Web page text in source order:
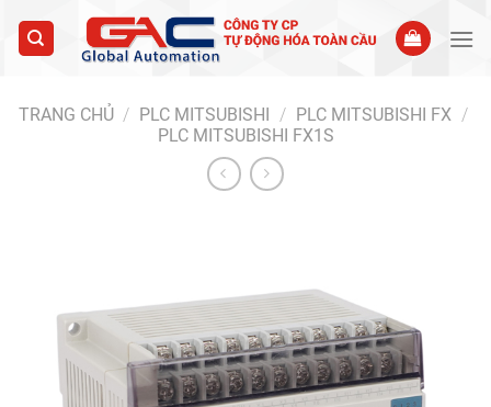
TRANG CHỦ / PLC MITSUBISHI / PLC MITSUBISHI FX /
PLC MITSUBISHI FX1S